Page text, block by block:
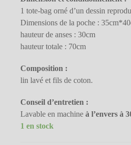
1 tote-bag orné d’un dessin
Dimensions de la poche :
hauteur de anses : 30cm
hauteur totale : 70cm
Composition :
lin lavé et fils de coton.
Conseil d’entretien :
Lavable en machine à l’envers à
1 en stock